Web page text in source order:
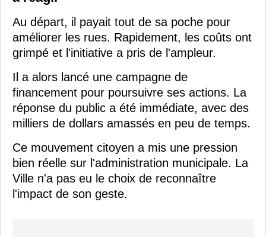
Au départ, il payait tout de sa poche pour
améliorer les rues. Rapidement, les coûts ont
grimpé et l'initiative a pris de l'ampleur.
Il a alors lancé une campagne de
financement pour poursuivre ses actions. La
réponse du public a été immédiate, avec des
milliers de dollars amassés en peu de temps.
Ce mouvement citoyen a mis une pression
bien réelle sur l'administration municipale. La
Ville n'a pas eu le choix de reconnaître
l'impact de son geste.